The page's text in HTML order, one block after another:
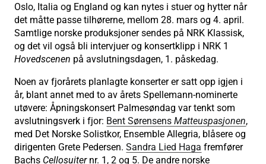
Oslo, Italia og England og kan nytes i stuer og hytter når
det måtte passe tilhørerne, mellom 28. mars og 4. april.
Samtlige norske produksjoner sendes på NRK Klassisk,
og det vil også bli intervjuer og konsertklipp i NRK 1
Hovedscenen på avslutningsdagen, 1. påskedag.
Noen av fjorårets planlagte konserter er satt opp igjen i
år, blant annet med to av årets Spellemann-nominerte
utøvere: Åpningskonsert Palmesøndag var tenkt som
avslutningsverk i fjor: Bent Sørensens Matteuspasjonen,
med Det Norske Solistkor, Ensemble Allegria, blåsere og
dirigenten Grete Pedersen. Sandra Lied Haga fremfører
Bachs Cellosuiternr. 1, 2 og 5. De andre norske